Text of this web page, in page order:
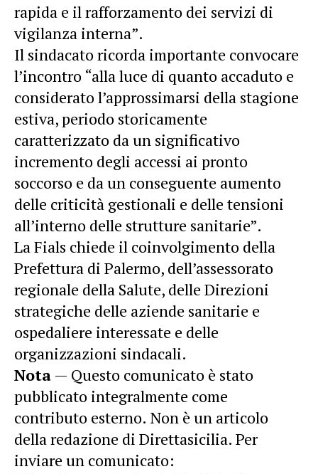
rapida e il rafforzamento dei servizi di
vigilanza interna”.
Il sindacato ricorda importante convocare
l’incontro “alla luce di quanto accaduto e
considerato l’approssimarsi della stagione
estiva, periodo storicamente
caratterizzato da un significativo
incremento degli accessi ai pronto
soccorso e da un conseguente aumento
delle criticità gestionali e delle tensioni
all’interno delle strutture sanitarie”.
La Fials chiede il coinvolgimento della
Prefettura di Palermo, dell’assessorato
regionale della Salute, delle Direzioni
strategiche delle aziende sanitarie e
ospedaliere interessate e delle
organizzazioni sindacali.
Nota — Questo comunicato è stato
pubblicato integralmente come
contributo esterno. Non è un articolo
della redazione di Direttasicilia. Per
inviare un comunicato: